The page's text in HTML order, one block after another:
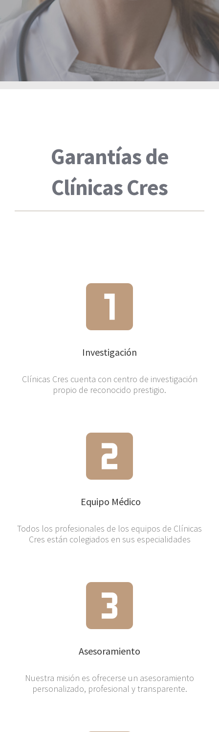
Garantías de
Clínicas Cres
Investigación
Clínicas Cres cuenta con centro de investigación
propio de reconocido prestigio.
Equipo Médico
Todos los profesionales de los equipos de Clínicas
Cres están colegiados en sus especialidades
Asesoramiento
Nuestra misión es ofrecerse un asesoramiento
personalizado, profesional y transparente.